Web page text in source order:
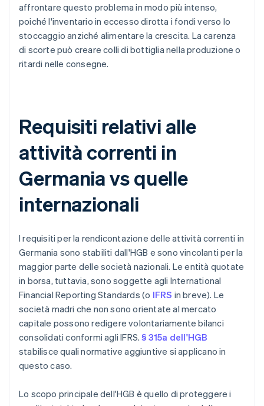
affrontare questo problema in modo più intenso,
poiché l'inventario in eccesso dirotta i fondi verso lo
stoccaggio anziché alimentare la crescita. La carenza
di scorte può creare colli di bottiglia nella produzione o
ritardi nelle consegne.
Requisiti relativi alle
attività correnti in
Germania vs quelle
internazionali
I requisiti per la rendicontazione delle attività correnti in
Germania sono stabiliti dall'HGB e sono vincolanti per la
maggior parte delle società nazionali. Le entità quotate
in borsa, tuttavia, sono soggette agli International
Financial Reporting Standards (o IFRS in breve). Le
società madri che non sono orientate al mercato
capitale possono redigere volontariamente bilanci
consolidati conformi agli IFRS.§ 315a dell'HGB
stabilisce quali normative aggiuntive si applicano in
questo caso.
Lo scopo principale dell'HGB è quello di proteggere i